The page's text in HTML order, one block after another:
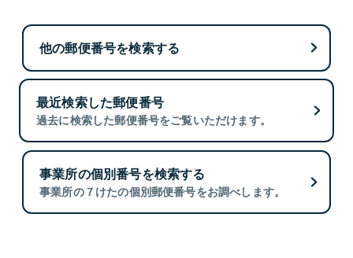
他の郵便番号を検索する
最近検索した郵便番号
過去に検索した郵便番号をご覧いただけます。
事業所の個別番号を検索する
事業所の７けたの個別郵便番号をお調べします。